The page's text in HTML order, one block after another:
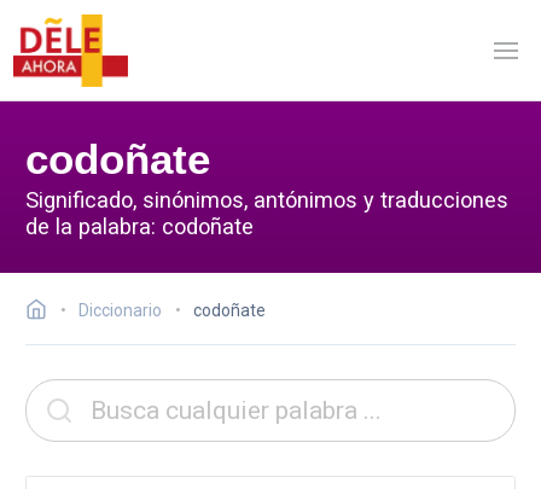
codoñate
Significado, sinónimos, antónimos y traducciones
de la palabra: codoñate
Diccionario codoñate